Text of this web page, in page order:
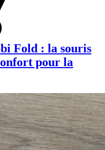
Fold : la souris
pour la